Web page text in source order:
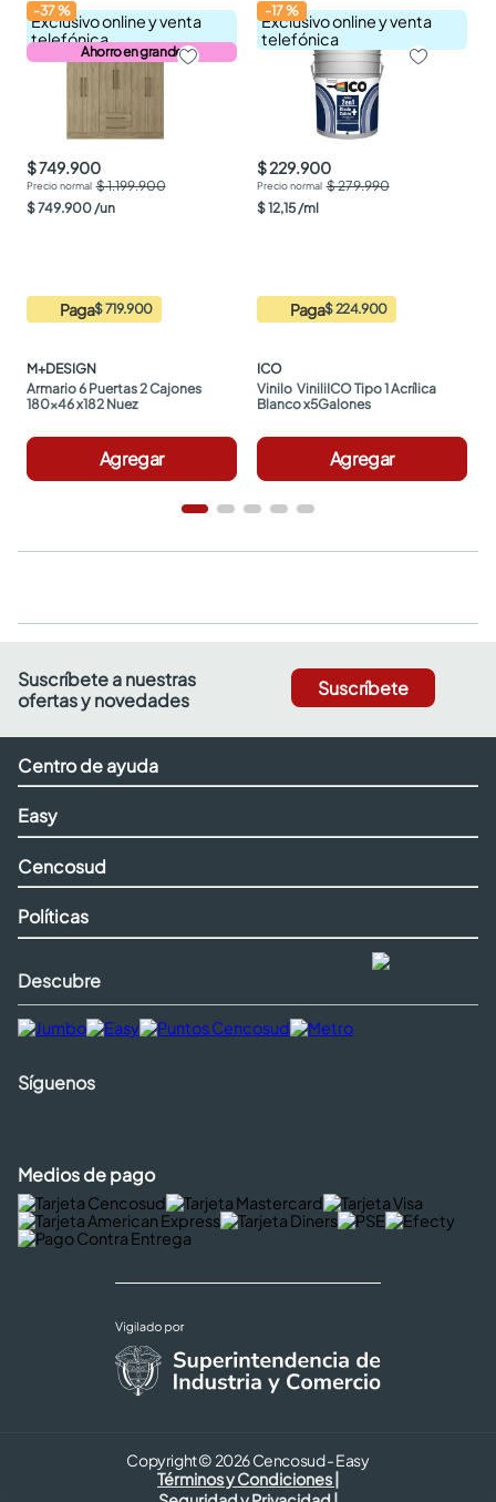
Exclusivo online y venta
telefónica
Ahorro en grande
-37%
$ 749.900
$ 1.199.900
$749.900 /un
Paga$ 719.900
M+DESIGN
Armario 6 Puertas 2 Cajones
180x46 x182 Nuez
Agregar
Exclusivo online y venta
telefónica
-17%
$ 229.900
$ 279.990
$12,15 /ml
Paga$ 224.900
ICO
Vinilo  ViniliICO Tipo 1 Acrílica
Blanco x5Galones
Agregar
Suscríbete a nuestras
ofertas y novedades
Suscríbete
Centro de ayuda
Easy
Cencosud
Políticas
Descubre
Síguenos
Medios de pago
Copyright © 2026 Cencosud - Easy
Términos y Condiciones |